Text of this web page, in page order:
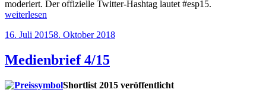
moderiert. Der offizielle Twitter-Hashtag lautet #esp15.
„24
für
Wirtschaftsjournalismus“
weiterlesen
Veröffentlicht
16. Juli 20158. Oktober 2018
Medienbrief 4/15
Shortlist 2015 veröffentlicht